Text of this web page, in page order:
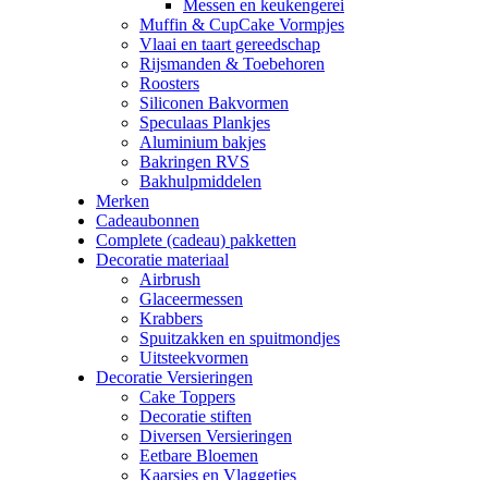
Messen en keukengerei
Muffin & CupCake Vormpjes
Vlaai en taart gereedschap
Rijsmanden & Toebehoren
Roosters
Siliconen Bakvormen
Speculaas Plankjes
Aluminium bakjes
Bakringen RVS
Bakhulpmiddelen
Merken
Cadeaubonnen
Complete (cadeau) pakketten
Decoratie materiaal
Airbrush
Glaceermessen
Krabbers
Spuitzakken en spuitmondjes
Uitsteekvormen
Decoratie Versieringen
Cake Toppers
Decoratie stiften
Diversen Versieringen
Eetbare Bloemen
Kaarsjes en Vlaggetjes